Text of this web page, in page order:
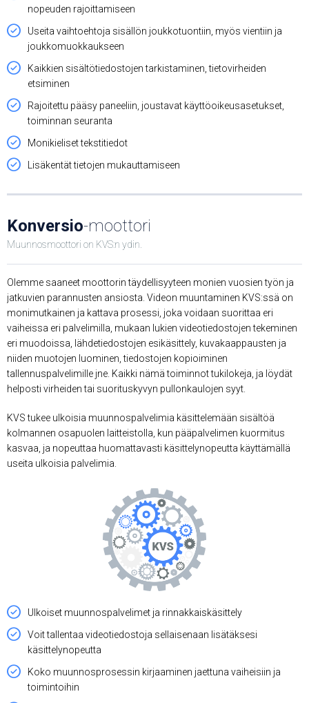
nopeuden rajoittamiseen
Useita vaihtoehtoja sisällön joukkotuontiin, myös vientiin ja
joukkomuokkaukseen
Kaikkien sisältötiedostojen tarkistaminen, tietovirheiden
etsiminen
Rajoitettu pääsy paneeliin, joustavat käyttöoikeusasetukset,
toiminnan seuranta
Monikieliset tekstitiedot
Lisäkentät tietojen mukauttamiseen
Konversio-moottori
Muunnosmoottori on KVS:n ydin.
Olemme saaneet moottorin täydellisyyteen monien vuosien työn ja
jatkuvien parannusten ansiosta. Videon muuntaminen KVS:ssä on
monimutkainen ja kattava prosessi, joka voidaan suorittaa eri
vaiheissa eri palvelimilla, mukaan lukien videotiedostojen tekeminen
eri muodoissa, lähdetiedostojen esikäsittely, kuvakaappausten ja
niiden muotojen luominen, tiedostojen kopioiminen
tallennuspalvelimille jne. Kaikki nämä toiminnot tukilokeja, ja löydät
helposti virheiden tai suorituskyvyn pullonkaulojen syyt.
KVS tukee ulkoisia muunnospalvelimia käsittelemään sisältöä
kolmannen osapuolen laitteistolla, kun pääpalvelimen kuormitus
kasvaa, ja nopeuttaa huomattavasti käsittelynopeutta käyttämällä
useita ulkoisia palvelimia.
Ulkoiset muunnospalvelimet ja rinnakkaiskäsittely
Voit tallentaa videotiedostoja sellaisenaan lisätäksesi
käsittelynopeutta
Koko muunnosprosessin kirjaaminen jaettuna vaiheisiin ja
toimintoihin